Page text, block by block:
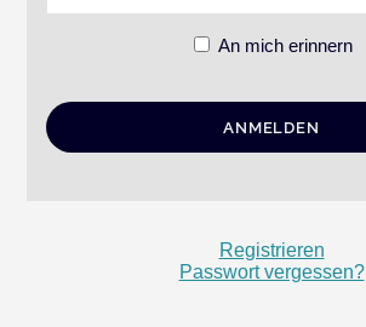
An mich erinnern
Registrieren
Passwort vergessen?